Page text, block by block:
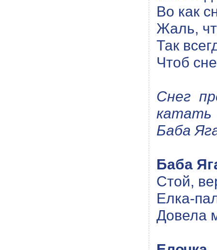
Во как
Жаль,
Так
Чтоб
Снег
катать
Баба
Баба
Стой,
Елка-
Довела